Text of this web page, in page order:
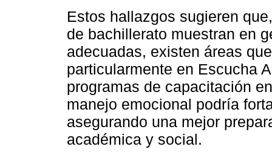
Estos hallazgos sugieren
de bachillerato muestran en
adecuadas, existen áreas
particularmente en Escucha
programas de capacitación
manejo emocional podría
asegurando una mejor
académica y social.